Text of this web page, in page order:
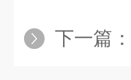
下一篇：